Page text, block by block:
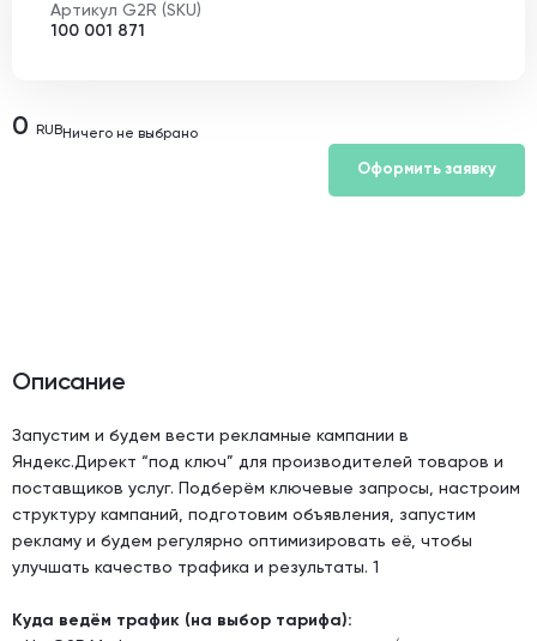
Артикул G2R (SKU)
100 001 871
0 RUBНичего не выбрано
Оформить заявку
Описание
Запустим и будем вести рекламные кампании в
Яндекс.Директ “под ключ” для производителей товаров и
поставщиков услуг. Подберём ключевые запросы, настроим
структуру кампаний, подготовим объявления, запустим
рекламу и будем регулярно оптимизировать её, чтобы
улучшать качество трафика и результаты. 1
Куда ведём трафик (на выбор тарифа):